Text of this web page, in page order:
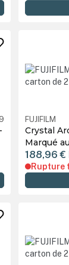
FUJIFILM
Crystal
Marqué
188,96 €
Rupture